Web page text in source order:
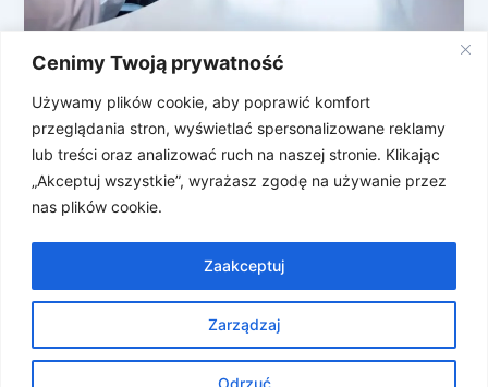
Cenimy Twoją prywatność
Używamy plików cookie, aby poprawić komfort
przeglądania stron, wyświetlać spersonalizowane reklamy
lub treści oraz analizować ruch na naszej stronie. Klikając
„Akceptuj wszystkie”, wyrażasz zgodę na używanie przez
nas plików cookie.
Zarządzaj
Odrzuć
Zaakceptuj
Wielki Przegląd Mini Gier
Przeglądarkowych
Kazali Wam wrócić do biura i musicie udawać, że
robicie coś w pracy? Nudzicie się? Chcecie
podmienić scrollowanie na coś […]
Prawa autorskie © 2026 Znosne Newsy | Obsługiwane przez
Motyw Astra WordPress